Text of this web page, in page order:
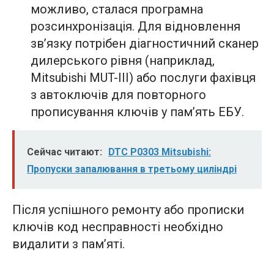
можливо, сталася програмна
розсинхронізація. Для відновлення
зв’язку потрібен діагностичний сканер
дилерського рівня (наприклад,
Mitsubishi MUT-III) або послуги фахівця
з автоключів для повторного
прописування ключів у пам’ять ЕБУ.
Сейчас читают:
DTC P0303 Mitsubishi:
Пропуски запалювання в третьому циліндрі
Після успішного ремонту або прописки
ключів код несправності необхідно
видалити з пам’яті.